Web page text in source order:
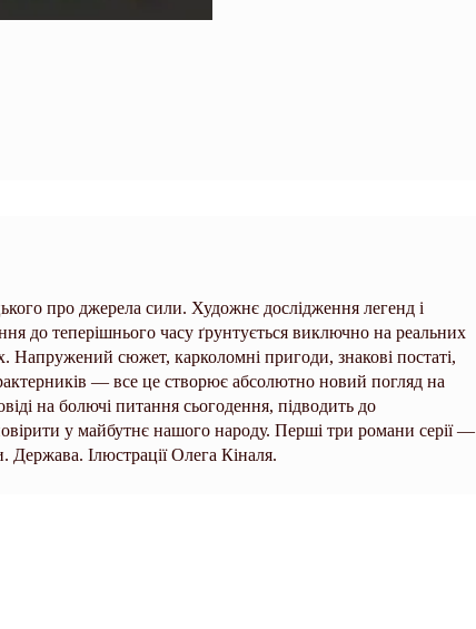
про джерела сили. Художнє дослідження легенд і
до теперішнього часу ґрунтується виключно на реальних
Напружений сюжет, карколомні пригоди, знакові постаті,
— все це створює абсолютно новий погляд на
на болючі питання сьогодення, підводить до
у майбутнє нашого народу. Перші три романи серії —
Ілюстрації Олега Кіналя.